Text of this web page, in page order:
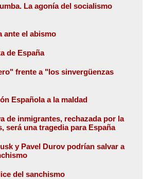
La agonía del socialismo
ante el abismo
de España
frente a "los sinvergüenzas
Española a la maldad
de inmigrantes, rechazada por la
será una tragedia para España
y Pavel Durov podrían salvar a
del sanchismo